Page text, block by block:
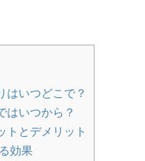
はいつどこで？
はいつから？
トとデメリット
効果